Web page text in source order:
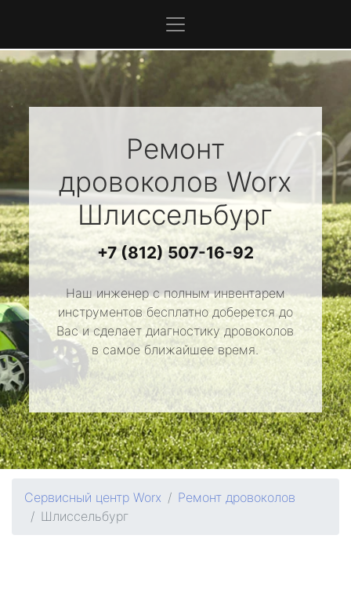
Ремонт
дровоколов Worx
Шлиссельбург
+7 (812) 507-16-92
Наш инженер с полным инвентарем
инструментов бесплатно доберется до
Вас и сделает диагностику дровоколов
в самое ближайшее время.
Сервисный центр Worx
Ремонт дровоколов
Шлиссельбург